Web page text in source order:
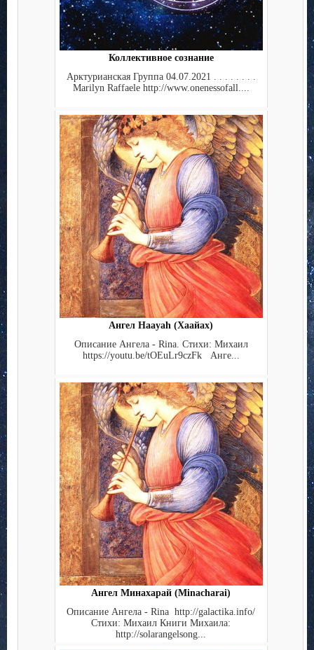
Коллективное сознание
Арктурианская Группа 04.07.2021 . . . . . . . .
Marilyn Raffaele http://www.onenessofall....
Ангел Haayah (Хаайах)
Описание Ангела - Rina. Стихи: Михаил
https://youtu.be/tOEuLr9czFk Анге...
Ангел Минахарай (Minacharai)
Описание Ангела - Rina http://galactika.info/
Стихи: Михаил Книги Михаила:
http://solarangelsong...